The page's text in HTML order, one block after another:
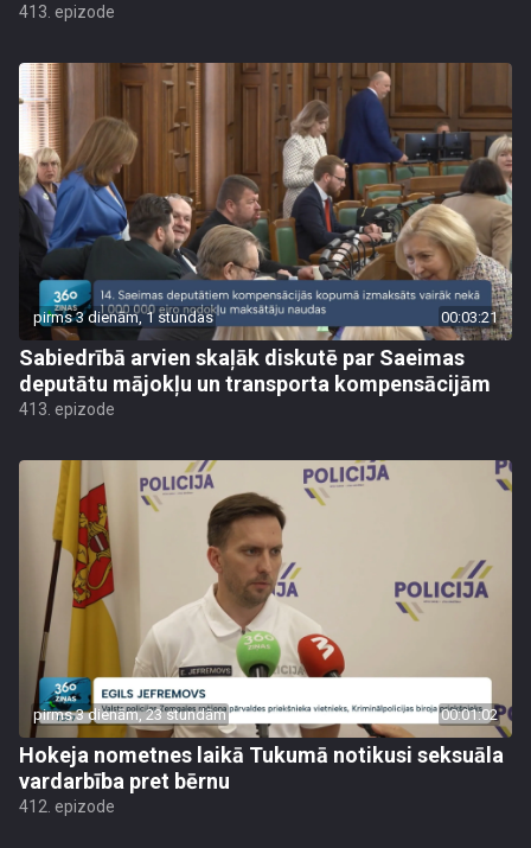
413. epizode
pirms 3 dienām, 1 stundas 00:03:21
Sabiedrībā arvien skaļāk diskutē par Saeimas
deputātu mājokļu un transporta kompensācijām
413. epizode
pirms 3 dienām, 23 stundām 00:01:02
Hokeja nometnes laikā Tukumā notikusi seksuāla
vardarbība pret bērnu
412. epizode